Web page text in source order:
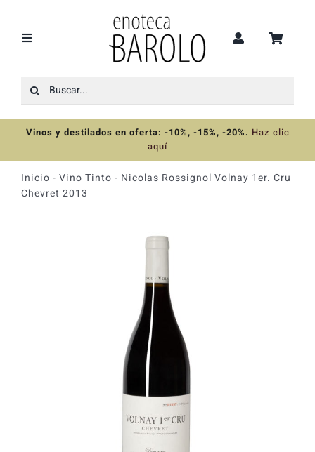
contenido
Toggle
Recomendaciones
Ofertas
Colecciones
Buscar:
Vinos y destilados en oferta: -10%, -15%, -20%. Haz clic
aquí
Inicio - Vino Tinto - Nicolas Rossignol Volnay 1er. Cru
Chevret 2013